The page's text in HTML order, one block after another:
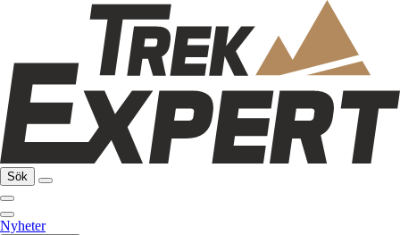
Sök
Nyheter